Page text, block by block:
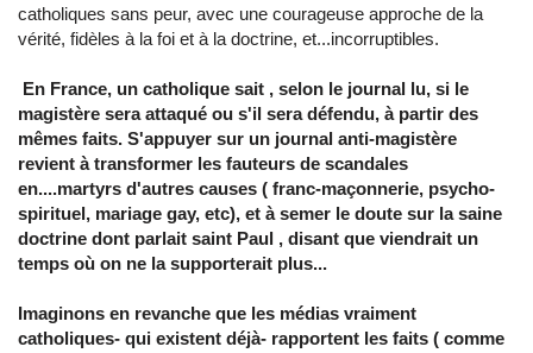
catholiques sans peur, avec une courageuse approche de la
vérité, fidèles à la foi et à la doctrine, et...incorruptibles.
En France, un catholique sait , selon le journal lu, si le
magistère sera attaqué ou s'il sera défendu, à partir des
mêmes faits. S'appuyer sur un journal anti-magistère
revient à transformer les fauteurs de scandales
en....martyrs d'autres causes ( franc-maçonnerie, psycho-
spirituel, mariage gay, etc), et à semer le doute sur la saine
doctrine dont parlait saint Paul , disant que viendrait un
temps où on ne la supporterait plus...
Imaginons en revanche que les médias vraiment
catholiques- qui existent déjà- rapportent les faits ( comme